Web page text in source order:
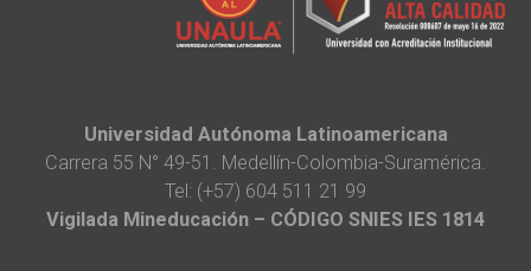
Universidad Autónoma Latinoamericana
Carrera 55 N° 49-51. Medellín-Colombia-Suramérica.
Tel: (+57) 604 511 21 99
Vigilada Mineducación – CÓDIGO SNIES IES 1814